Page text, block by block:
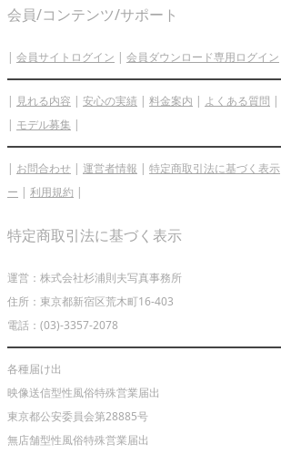
会員/コンテンツ/サポート
| 会員サイトログイン | 会員ダウンロード専用ログイン
| 見れる内容 | 安心の実績 | 料金案内 | よくある質問 |
| モデル募集 |
| お問合わせ | 運営者情報 | 特定商取引法に基づく表示
ー | 利用規約 |
特定商取引法に基づく表示
運営：株式会社杉浦則夫写真事務所
住所：東京都新宿区荒木町16-403
電話：(03)-3357-2078
各種届け出
映像送信型性風俗特殊営業届出
東京都公安委員会第28885号
無店舗型性風俗特殊営業届出